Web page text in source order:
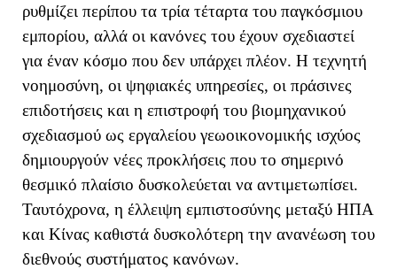
ρυθμίζει περίπου τα τρία τέταρτα του παγκόσμιου
εμπορίου, αλλά οι κανόνες του έχουν σχεδιαστεί
για έναν κόσμο που δεν υπάρχει πλέον. Η τεχνητή
νοημοσύνη, οι ψηφιακές υπηρεσίες, οι πράσινες
επιδοτήσεις και η επιστροφή του βιομηχανικού
σχεδιασμού ως εργαλείου γεωοικονομικής ισχύος
δημιουργούν νέες προκλήσεις που το σημερινό
θεσμικό πλαίσιο δυσκολεύεται να αντιμετωπίσει.
Ταυτόχρονα, η έλλειψη εμπιστοσύνης μεταξύ ΗΠΑ
και Κίνας καθιστά δυσκολότερη την ανανέωση του
διεθνούς συστήματος κανόνων.